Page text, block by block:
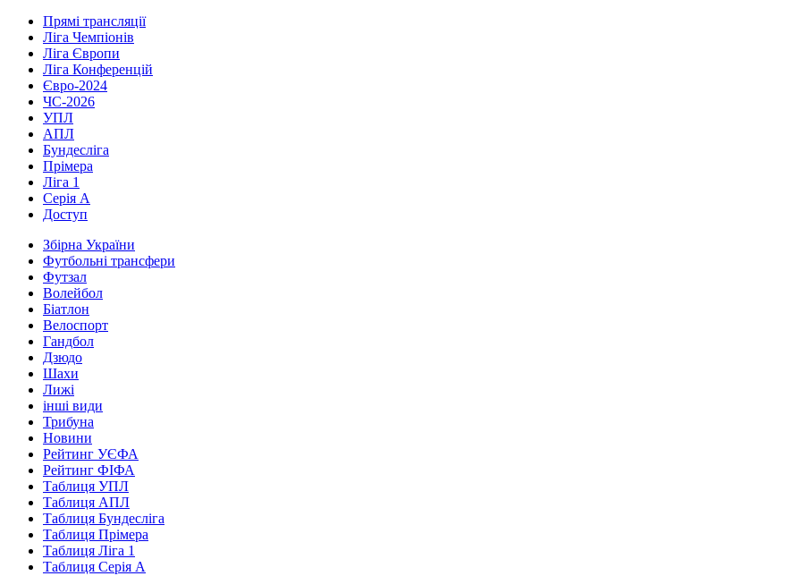
Прямі трансляції
Ліга Чемпіонів
Ліга Європи
Ліга Конференцій
Євро-2024
ЧС-2026
УПЛ
АПЛ
Бундесліга
Прімера
Ліга 1
Серія А
Доступ
Збірна України
Футбольні трансфери
Футзал
Волейбол
Біатлон
Велоспорт
Гандбол
Дзюдо
Шахи
Лижі
інші види
Трибуна
Новини
Рейтинг УЄФА
Рейтинг ФІФА
Таблиця УПЛ
Таблиця АПЛ
Таблиця Бундесліга
Таблиця Прімера
Таблиця Ліга 1
Таблиця Серія А